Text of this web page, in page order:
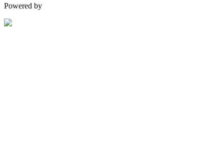
Powered by